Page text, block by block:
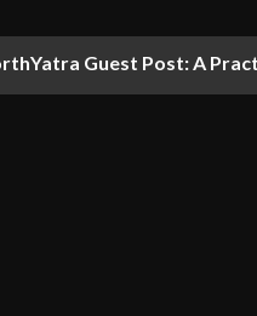
Guest Post: A